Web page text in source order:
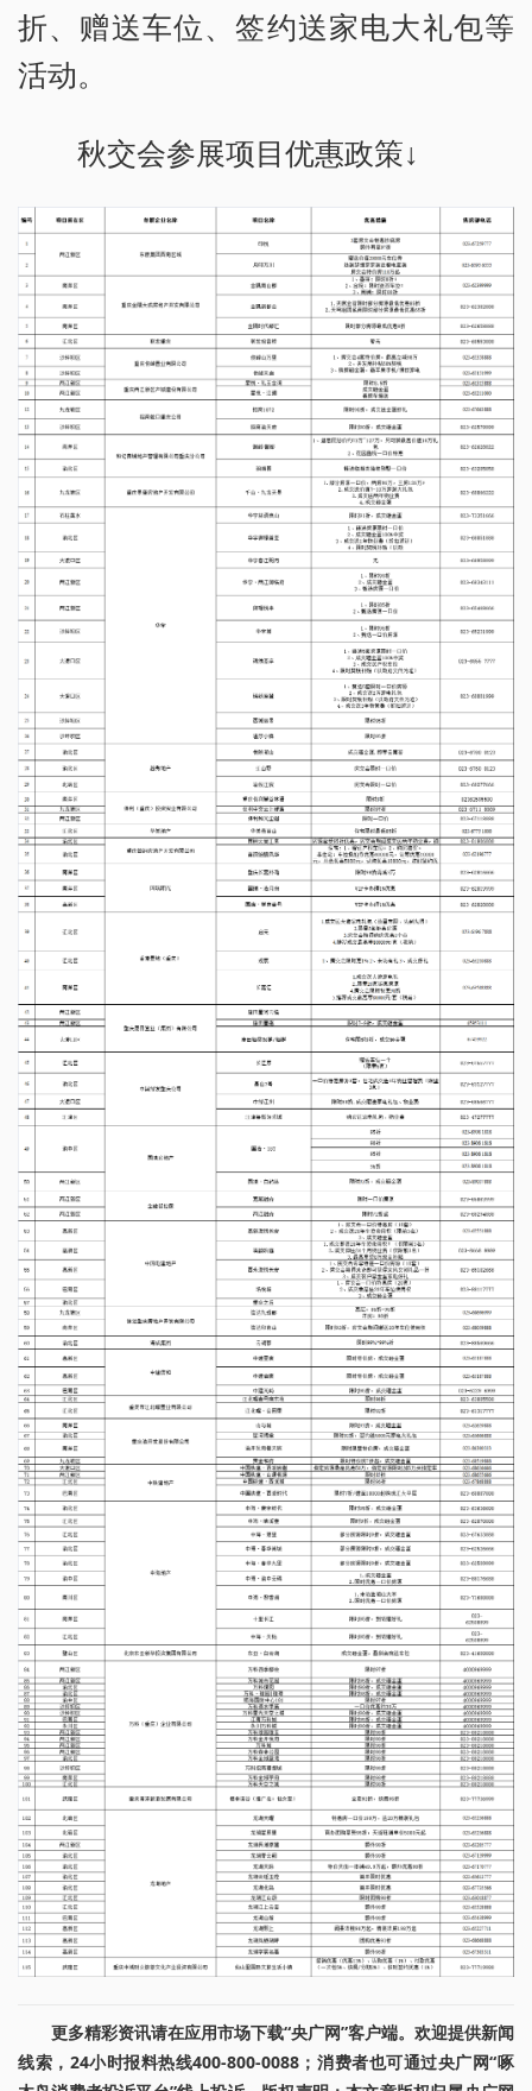
折、赠送车位、签约送家电大礼包等
活动。
秋交会参展项目优惠政策↓
更多精彩资讯请在应用市场下载“央广网”客户端。欢迎提供新闻
线索，24小时报料热线400-800-0088；消费者也可通过央广网“啄